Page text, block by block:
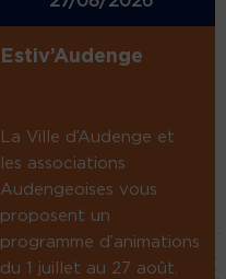
Estiv’Audenge
La Ville d’Audenge et
les associations
Audengeoises vous
proposent un
programme d’animations
du 1 juillet au 27 août.